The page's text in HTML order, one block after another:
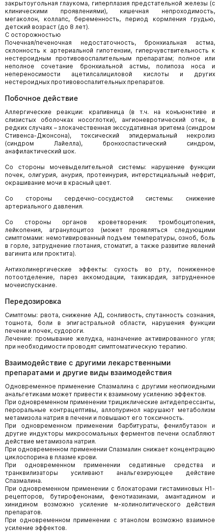
закрытоугольная глаукома, гиперплазия предстательной железы (с
клиническими проявлениями), кишечная непроходимость,
мегаколон, коллапс, беременность, период кормления грудью,
детский возраст (до 8 лет).
С осторожностью
Почечная/печеночная недостаточность, бронхиальная астма,
склонность к артериальной гипотензии, гиперчувствительность к
нестероидным противовоспалительным препаратам; полное или
неполное сочетание бронхиальной астмы, полипоза носа и
непереносимости ацетилсалициловой кислоты и других
нестероидных противовоспалительных препаратов.
Побочное действие
Аллергические реакции: крапивница (в т.ч. на конъюнктиве и
слизистых оболочках носоглотки), ангионевротический отек, в
редких случаях – злокачественная экссудативная эритема (синдром
Стивенса-Джонсона), токсический эпидермальный некролиз
(синдром Лайелла), бронхоспастический синдром,
анафилактический шок.
Со стороны мочевыделительной системы: нарушение функции
почек, олигурия, анурия, протеинурия, интерстициальный нефрит,
окрашивание мочи в красный цвет.
Со стороны сердечно-сосудистой системы: снижение
артериального давления.
Со стороны органов кроветворения: тромбоцитопения,
лейкопения, агранулоцитоз (может проявляться следующими
симптомами: немотивированный подъем температуры, озноб, боль
в горле, затруднение глотания, стоматит, а также развитие явлений
вагинита или проктита).
Антихолинергические эффекты: сухость во рту, пониженное
потоотделение, парез аккомодации, тахикардия, затрудненное
мочеиспускание.
Передозировка
Симптомы: рвота, снижение АД, сонливость, спутанность сознания,
тошнота, боли в эпигастральной области, нарушения функции
печени и почек, судороги.
Лечение: промывание желудка, назначение активированного угля;
при необходимости проводят симптоматическую терапию.
Взаимодействие с другими лекарственными
препаратами и другие виды взаимодействия
Одновременное применение Спазмалина с другими неопиоидными
анальгетиками может привести к взаимному усилению эффектов.
При одновременном применении трициклические антидепрессанты,
пероральные контрацептивы, аллопуринол нарушают метаболизм
метамизола натрия в печени и повышают его токсичность.
При одновременном применении барбитураты, фенилбутазон и
другие индукторы микросомальных ферментов печени ослабляют
действие метамизола натрия.
При одновременном применении Спазмалин снижает концентрацию
циклоспорина в плазме крови.
При одновременном применении седативные средства и
транквилизаторы усиливают анальгезирующее действие
Спазмалина.
При одновременном применении с блокаторами гистаминовых Н1-
рецепторов, бутирофенонами, фенотиазинами, амантадином и
хинидином возможно усиление м-холинолитического действия
препаратов.
При одновременном применении с этанолом возможно взаимное
усиление эффектов.